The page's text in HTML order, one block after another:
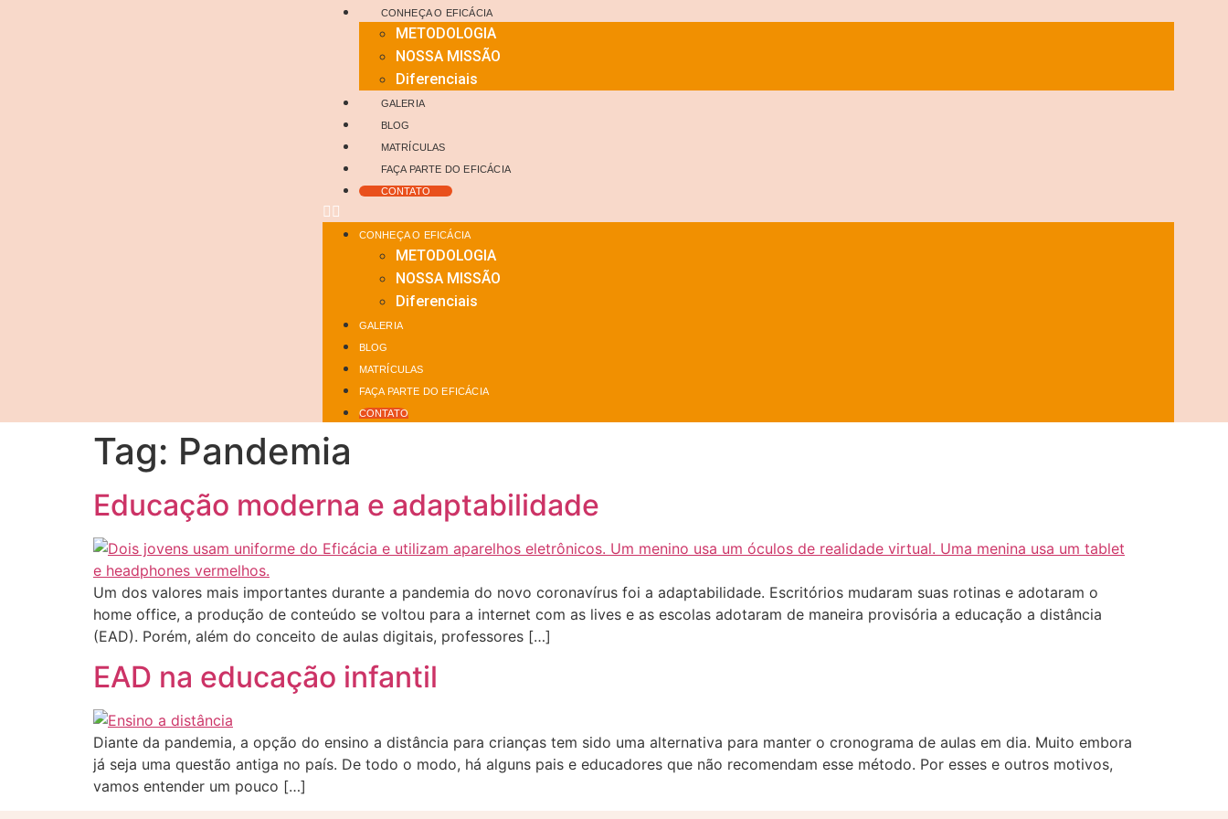
CONHEÇA O EFICÁCIA
METODOLOGIA
NOSSA MISSÃO
Diferenciais
GALERIA
BLOG
MATRÍCULAS
FAÇA PARTE DO EFICÁCIA
CONTATO
CONHEÇA O EFICÁCIA
METODOLOGIA
NOSSA MISSÃO
Diferenciais
GALERIA
BLOG
MATRÍCULAS
FAÇA PARTE DO EFICÁCIA
CONTATO
Tag: Pandemia
Educação moderna e adaptabilidade
Um dos valores mais importantes durante a pandemia do novo coronavírus foi a adaptabilidade. Escritórios mudaram suas rotinas e adotaram o
home office, a produção de conteúdo se voltou para a internet com as lives e as escolas adotaram de maneira provisória a educação a distância
(EAD). Porém, além do conceito de aulas digitais, professores […]
EAD na educação infantil
Diante da pandemia, a opção do ensino a distância para crianças tem sido uma alternativa para manter o cronograma de aulas em dia. Muito embora
já seja uma questão antiga no país. De todo o modo, há alguns pais e educadores que não recomendam esse método. Por esses e outros motivos,
vamos entender um pouco […]